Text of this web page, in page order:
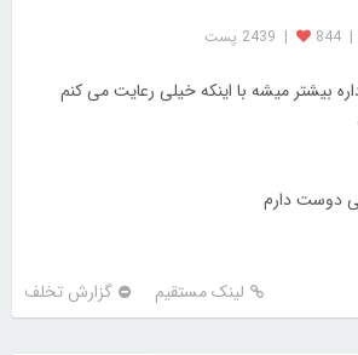
|
844
| 2439 پست
بیشتر میشه با اینکه خیلی رعایت می کنم
دوست دارم
لینک مستقیم گزارش تخلف